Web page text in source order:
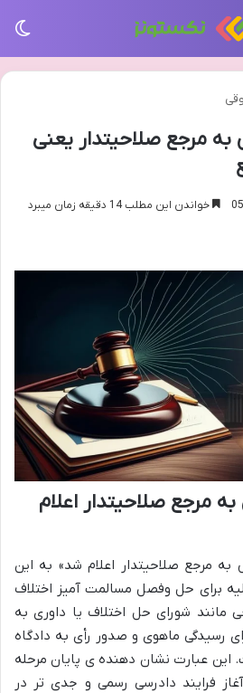
مرجع صلاحیتدار یعنی
خواندن این مطلب 14 دقیقه زمان میبرد
صلاحیتدار اعلام
مرجع صلاحیتدار اعلام شد» به این
برای حل وفصل مسالمت آمیز اختلاف
مانند شورای حل اختلاف یا داوری به
رسیدگی ماهوی و صدور رأی به دادگاه
این عبارت نشان دهنده ی پایان مرحله
فرایند دادرسی رسمی و جدی تر در